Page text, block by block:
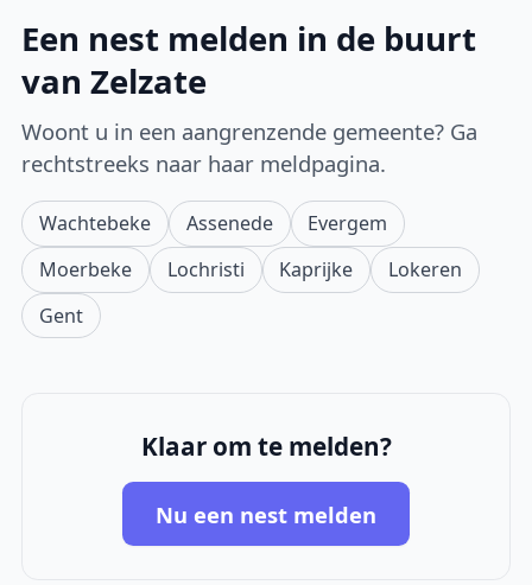
Een nest melden in de buurt
van Zelzate
Woont u in een aangrenzende gemeente? Ga
rechtstreeks naar haar meldpagina.
Wachtebeke Assenede
Evergem
Moerbeke
Lochristi Kaprijke
Lokeren
Gent
Klaar om te melden?
Nu een nest melden